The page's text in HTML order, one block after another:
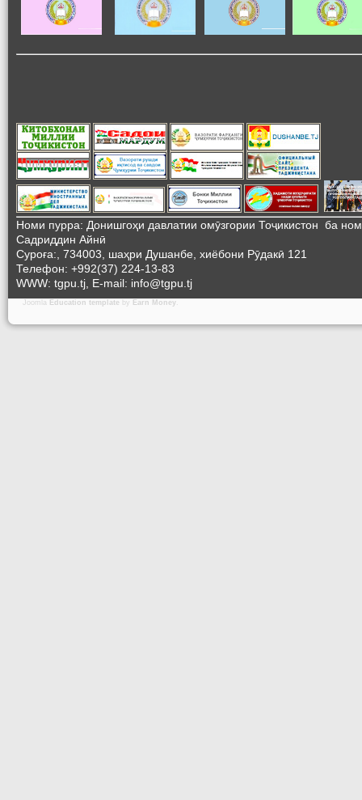
Номи пурра: Донишгоҳи давлатии омӯзгории Тоҷикистон ба
Садриддин Айнӣ
Суроға:, 734003, шаҳри Душанбе, хиёбони Рӯдакӣ 121
Телефон: +992(37) 224-13-83
WWW: tgpu.tj, E-mail: info@tgpu.tj
Joomla Education template by Earn Money